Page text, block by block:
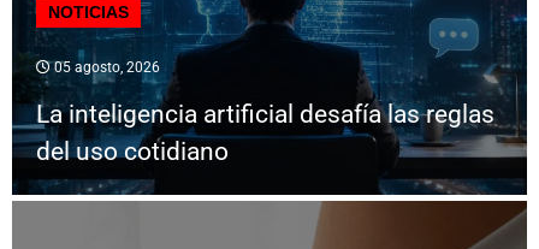
NOTICIAS
05 agosto, 2026
La inteligencia artificial desafía las reglas
del uso cotidiano